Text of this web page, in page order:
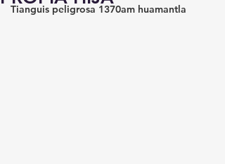
Tianguis peligrosa 1370am huamantla